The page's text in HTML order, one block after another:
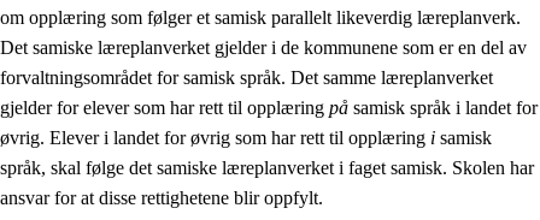
om opplæring som følger et samisk parallelt likeverdig læreplanverk.
Det samiske læreplanverket gjelder i de kommunene som er en del av
forvaltningsområdet for samisk språk. Det samme læreplanverket
gjelder for elever som har rett til opplæring på samisk språk i landet for
øvrig. Elever i landet for øvrig som har rett til opplæring i samisk
språk, skal følge det samiske læreplanverket i faget samisk. Skolen har
ansvar for at disse rettighetene blir oppfylt.